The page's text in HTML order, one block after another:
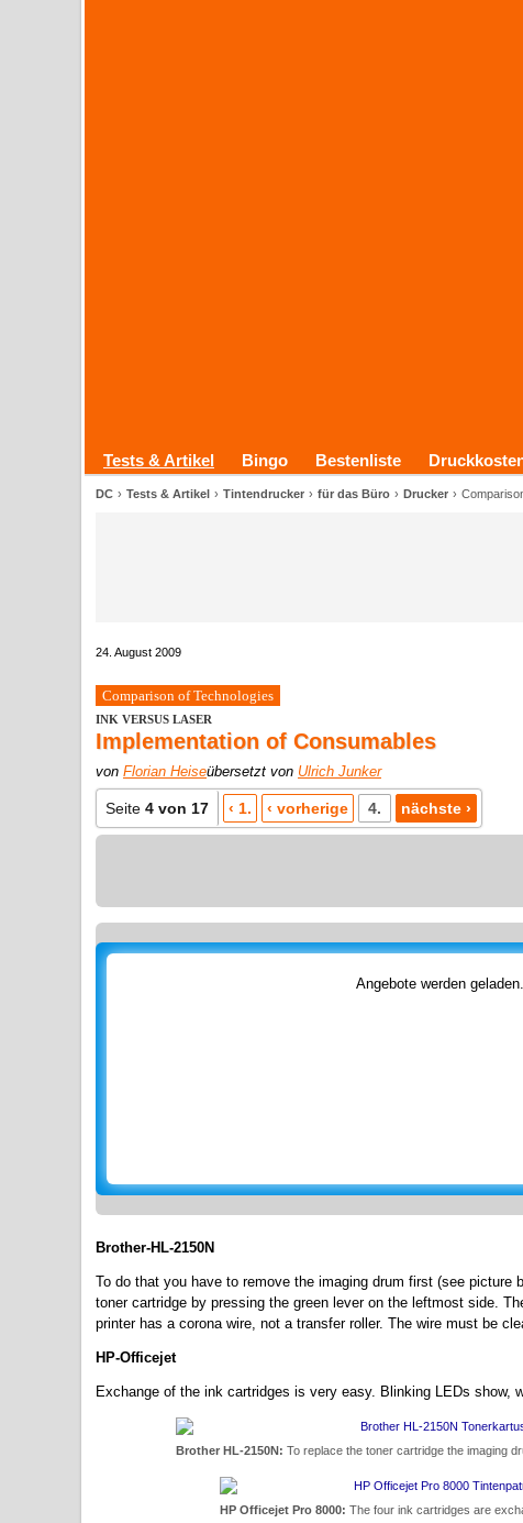
Tests & Artikel Bingo Bestenliste
DC Tests & Artikel Tintendrucker für das Büro Drucker
24. August 2009
Comparison of Technologies
INK VERSUS LASER
Implementation of Consumables
von Florian Heiseübersetzt von Ulrich Junker
Seite 4 von 17 ‹ 1. ‹ vorherige 4. nächste ›
Angebote werden
Brother-HL-2150N
To do that you have to remove the imaging drum first (see picture
toner cartridge by pressing the green lever on the leftmost side.
printer has a corona wire, not a transfer roller. The wire must be
HP-Officejet
Exchange of the ink cartridges is very easy. Blinking LEDs show,
Brother HL-2150N: To replace the toner cartridge the imaging
HP Officejet Pro 8000: The four ink cartridges are